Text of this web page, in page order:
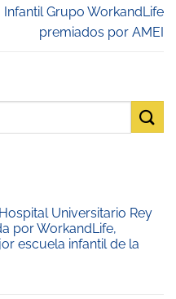
Infantil Grupo WorkandLife
premiados por AMEI
Universitario Rey
por WorkandLife,
escuela infantil de la